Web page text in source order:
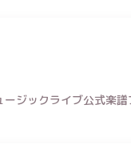
ジックライブ公式楽